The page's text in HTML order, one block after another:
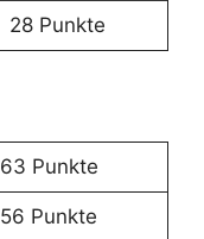
28 Punkte
63 Punkte
56 Punkte